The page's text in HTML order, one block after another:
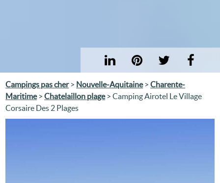
Campings pas cher> Nouvelle-Aquitaine>Charente-
Maritime>Chatelaillon plage > Camping Airotel Le Village
Corsaire Des 2 Plages